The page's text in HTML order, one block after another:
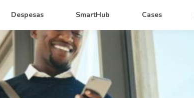
Despesas SmartHub Cases